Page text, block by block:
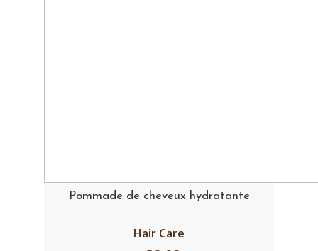
Pommade de cheveux hydratante
Hair Care